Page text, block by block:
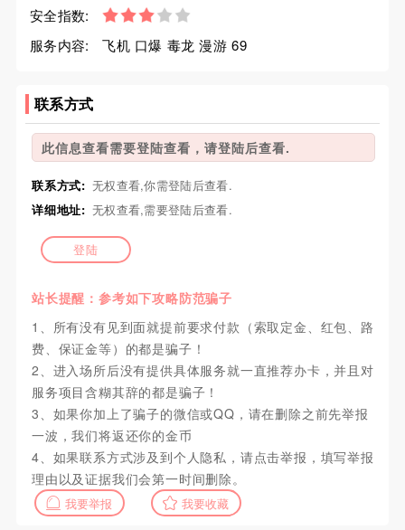
安全指数:
服务内容:
飞机 口爆 毒龙 漫游 69
联系方式
此信息查看需要登陆查看，请登陆后查看.
联系方式: 无权查看,你需登陆后查看.
详细地址: 无权查看,需要登陆后查看.
登陆
站长提醒：参考如下攻略防范骗子
1、所有没有见到面就提前要求付款（索取定金、红包、路
费、保证金等）的都是骗子！
2、进入场所后没有提供具体服务就一直推荐办卡，并且对
服务项目含糊其辞的都是骗子！
3、如果你加上了骗子的微信或QQ，请在删除之前先举报
一波，我们将返还你的金币
4、如果联系方式涉及到个人隐私，请点击举报，填写举报
理由以及证据我们会第一时间删除。
我要举报 我要收藏